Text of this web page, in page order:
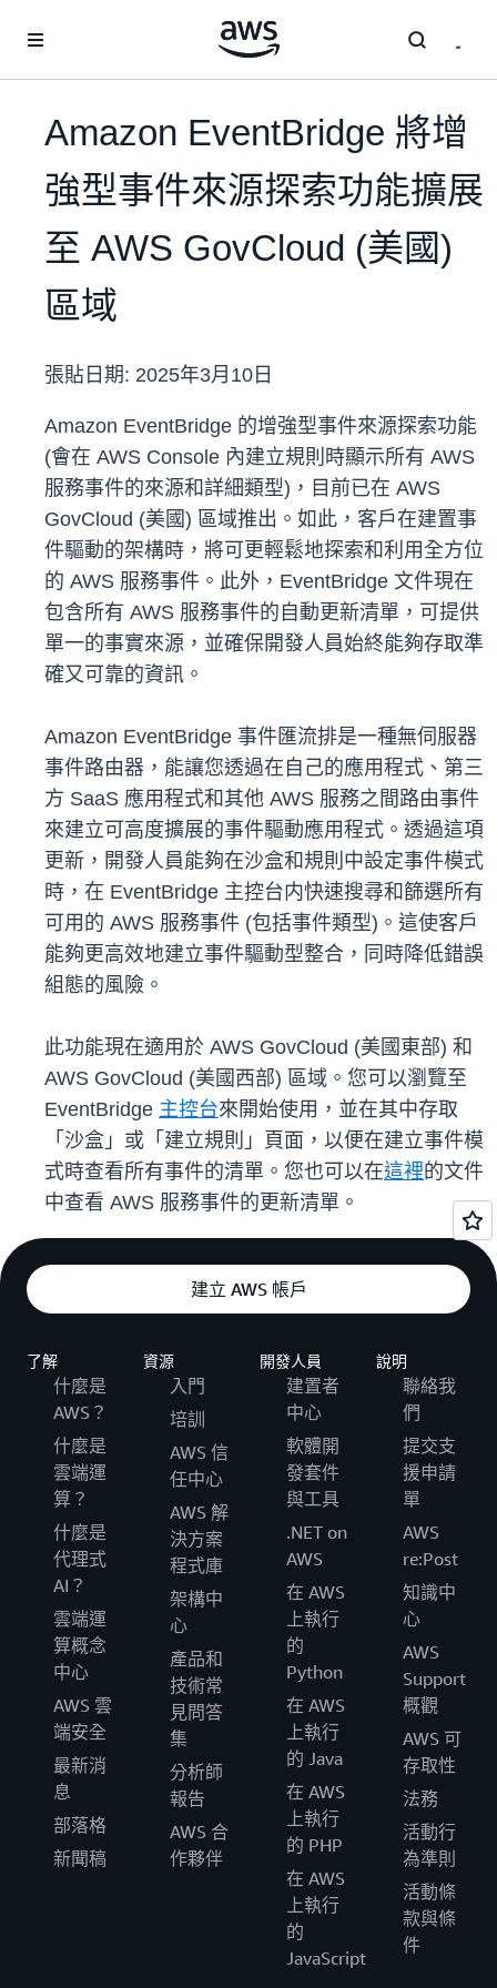
Amazon EventBridge 將增
強型事件來源探索功能擴展
至 AWS GovCloud (美國)
區域
張貼日期: 2025年3月10日
Amazon EventBridge 的增強型事件來源探索功能
(會在 AWS Console 內建立規則時顯示所有 AWS
服務事件的來源和詳細類型)，目前已在 AWS
GovCloud (美國) 區域推出。如此，客戶在建置事
件驅動的架構時，將可更輕鬆地探索和利用全方位
的 AWS 服務事件。此外，EventBridge 文件現在
包含所有 AWS 服務事件的自動更新清單，可提供
單一的事實來源，並確保開發人員始終能夠存取準
確又可靠的資訊。
Amazon EventBridge 事件匯流排是一種無伺服器
事件路由器，能讓您透過在自己的應用程式、第三
方 SaaS 應用程式和其他 AWS 服務之間路由事件
來建立可高度擴展的事件驅動應用程式。透過這項
更新，開發人員能夠在沙盒和規則中設定事件模式
時，在 EventBridge 主控台内快速搜尋和篩選所有
可用的 AWS 服務事件 (包括事件類型)。這使客戶
能夠更高效地建立事件驅動型整合，同時降低錯誤
組態的風險。
此功能現在適用於 AWS GovCloud (美國東部) 和
AWS GovCloud (美國西部) 區域。您可以瀏覽至
EventBridge 主控台來開始使用，並在其中存取
「沙盒」或「建立規則」頁面，以便在建立事件模
式時查看所有事件的清單。您也可以在這裡的文件
中查看 AWS 服務事件的更新清單。
建立 AWS 帳戶
了解
什麼是
AWS？
什麼是
雲端運
算？
什麼是
代理式
AI？
雲端運
算概念
中心
AWS 雲
端安全
最新消
息
部落格
新聞稿
資源
入門
培訓
AWS 信
任中心
AWS 解
決方案
程式庫
架構中
心
產品和
技術常
見問答
集
分析師
報告
AWS 合
作夥伴
開發人員
建置者
中心
軟體開
發套件
與工具
.NET on
AWS
在 AWS
上執行
的
Python
在 AWS
上執行
的 Java
在 AWS
上執行
的 PHP
在 AWS
上執行
的
JavaScript
說明
聯絡我
們
提交支
援申請
單
AWS
re:Post
知識中
心
AWS
Support
概觀
AWS 可
存取性
法務
活動行
為準則
活動條
款與條
件